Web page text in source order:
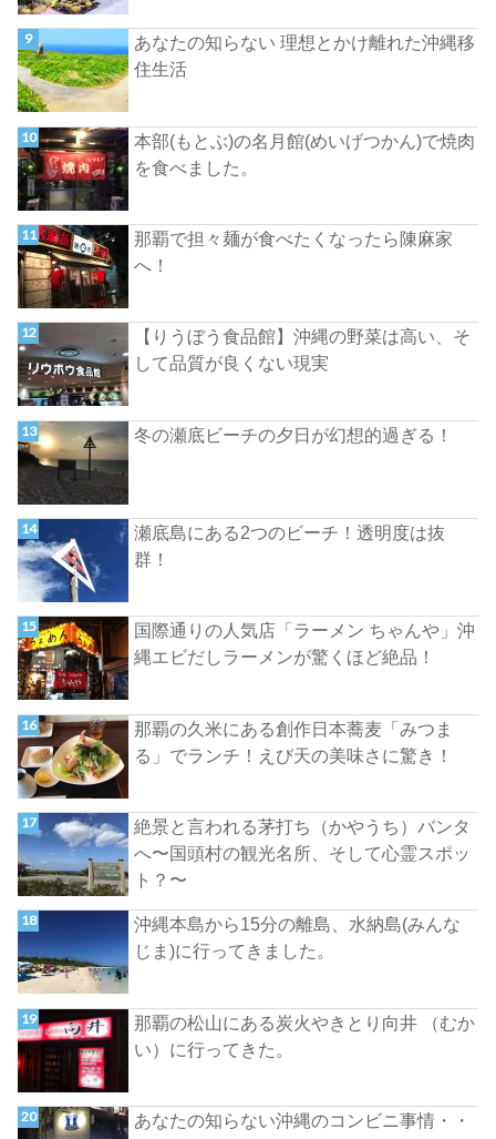
あなたの知らない 理想とかけ離れた沖縄移
住生活
本部(もとぶ)の名月館(めいげつかん)で焼肉
を食べました。
那覇で担々麺が食べたくなったら陳麻家
へ！
【りうぼう食品館】沖縄の野菜は高い、そ
して品質が良くない現実
冬の瀬底ビーチの夕日が幻想的過ぎる！
瀬底島にある2つのビーチ！透明度は抜
群！
国際通りの人気店「ラーメン ちゃんや」沖
縄エビだしラーメンが驚くほど絶品！
那覇の久米にある創作日本蕎麦「みつま
る」でランチ！えび天の美味さに驚き！
絶景と言われる茅打ち（かやうち）バンタ
へ〜国頭村の観光名所、そして心霊スポッ
ト？〜
沖縄本島から15分の離島、水納島(みんな
じま)に行ってきました。
那覇の松山にある炭火やきとり向井 （むか
い）に行ってきた。
あなたの知らない沖縄のコンビニ事情・・